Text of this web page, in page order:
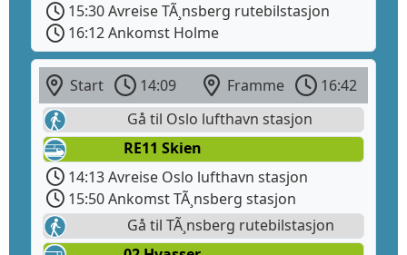
15:30 Avreise TÃ¸nsberg rutebilstasjon
16:12 Ankomst Holme
Start 14:09 Framme
16:42
Gå til Oslo lufthavn stasjon
RE11 Skien
14:13 Avreise Oslo lufthavn stasjon
15:50 Ankomst TÃ¸nsberg stasjon
Gå til TÃ¸nsberg rutebilstasjon